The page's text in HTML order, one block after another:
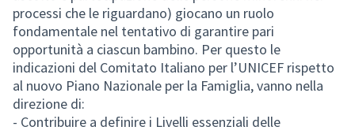
processi che le riguardano) giocano un ruolo
fondamentale nel tentativo di garantire pari
opportunità a ciascun bambino. Per questo le
indicazioni del Comitato Italiano per l’UNICEF rispetto
al nuovo Piano Nazionale per la Famiglia, vanno nella
direzione di:
- Contribuire a definire i Livelli essenziali delle